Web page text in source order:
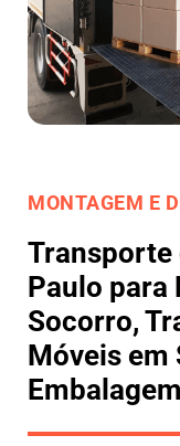
MONTAGEM E
Transporte
Paulo para
Socorro,
Móveis em